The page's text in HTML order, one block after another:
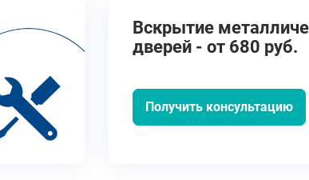
Вскрытие
дверей - от 680 руб.
Получить консультацию